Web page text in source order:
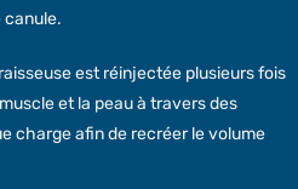
canule.
est réinjectée plusieurs fois
et la peau à travers des
charge afin de recréer le volume